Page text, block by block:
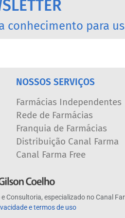
conhecimento para
NOSSOS SERVIÇOS
Farmácias Independentes
Rede de Farmácias
Franquia de Farmácias
Distribuição Canal Farma
Canal Farma Free
Consultoria, especializado no Canal
e termos de uso